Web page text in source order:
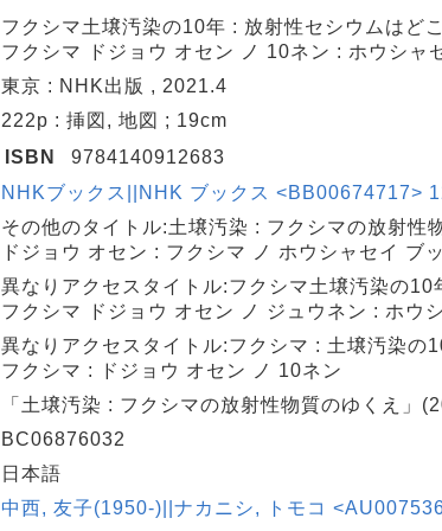
フクシマ土壌汚染の10年 : 放射性セシウムはど
フクシマ ドジョウ オセン ノ 10ネン : ホウシャ
東京 : NHK出版 , 2021.4
222p : 挿図, 地図 ; 19cm
ISBN
9784140912683
NHKブックス||NHK ブックス <BB00674717>
その他のタイトル:土壌汚染 : フクシマの放射性
ドジョウ オセン : フクシマ ノ ホウシャセイ ブ
異なりアクセスタイトル:フクシマ土壌汚染の
フクシマ ドジョウ オセン ノ ジュウネン : ホウ
異なりアクセスタイトル:フクシマ : 土壌汚染の
フクシマ : ドジョウ オセン ノ 10ネン
「土壌汚染 : フクシマの放射性物質のゆくえ」
BC06876032
日本語
中西, 友子(1950-)||ナカニシ, トモコ